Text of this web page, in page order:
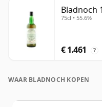
Bladnoch
75cl • 55.6%
€ 1.461 ?
WAAR BLADNOCH KOPEN